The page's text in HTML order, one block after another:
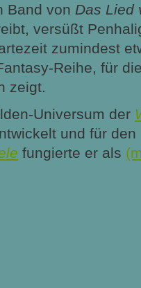
Band von Das Lied
versüßt
zumindest
Reihe, für
zeigt.
Universum der
und für
fungierte er als